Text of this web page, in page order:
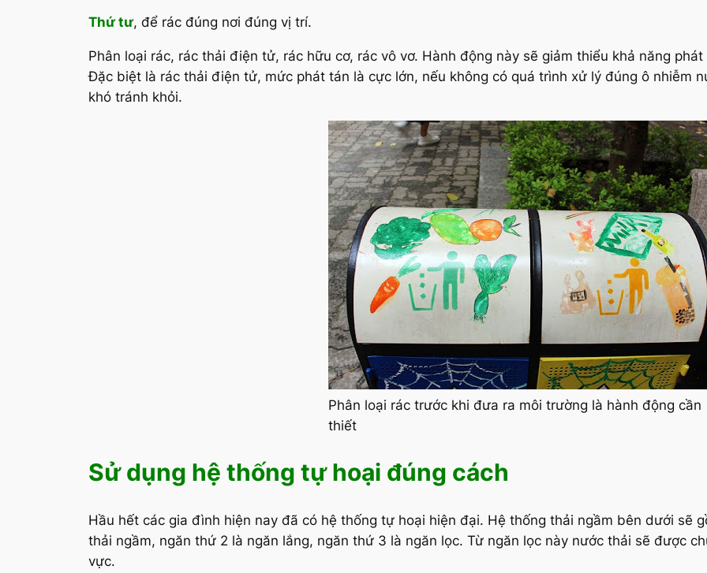
Thứ tư, để rác đúng nơi đúng vị trí.
Phân loại rác, rác thải điện tử, rác hữu cơ, rác vô vơ. Hành động này sẽ giảm thiểu khả năng
Đặc biệt là rác thải điện tử, mức phát tán là cực lớn, nếu không có quá trình xử lý đúng ô nhiễm
khó tránh khỏi.
Phân loại rác trước khi đưa ra môi trường là hành động cần
thiết
Sử dụng hệ thống tự hoại đúng cách
Hầu hết các gia đình hiện nay đã có hệ thống tự hoại hiện đại. Hệ thống thải ngầm bên dưới sẽ
thải ngầm, ngăn thứ 2 là ngăn lắng, ngăn thứ 3 là ngăn lọc. Từ ngăn lọc này nước thải sẽ được
vực.